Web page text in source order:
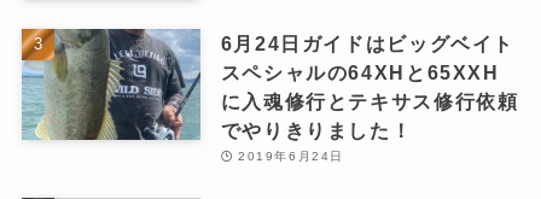
6月24日ガイドはビッグベイト
スペシャルの64XHと65XXH
に入魂修行とテキサス修行依頼
でやりきりました！
2019年6月24日